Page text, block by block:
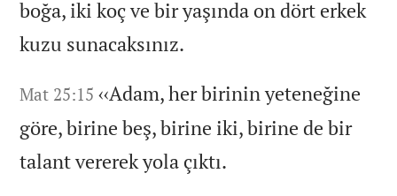
boğa, iki koç ve bir yaşında on dört erkek
kuzu sunacaksınız.
Mat 25:15 ‹‹Adam,her birinin yeteneğine
göre,birine beş,birine iki,birine de bir
talant vererek yola çıktı.